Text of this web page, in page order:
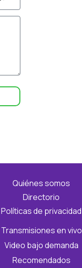
Quiénes somos
Directorio
Políticas de privacidad
Transmisiones en vivo
Video bajo demanda
Recomendados